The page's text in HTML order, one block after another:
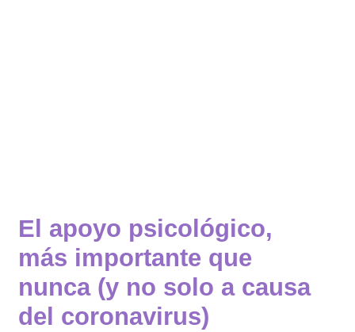
El apoyo psicológico,
más importante que
nunca (y no solo a causa
del coronavirus)